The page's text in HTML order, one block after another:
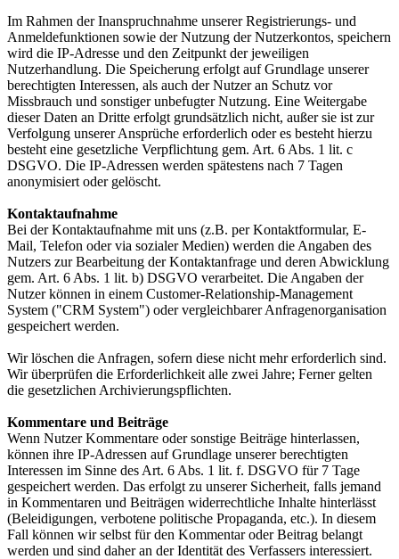
Im Rahmen der Inanspruchnahme unserer Registrierungs- und
Anmeldefunktionen sowie der Nutzung der Nutzerkontos, speichern
wird die IP-Adresse und den Zeitpunkt der jeweiligen
Nutzerhandlung. Die Speicherung erfolgt auf Grundlage unserer
berechtigten Interessen, als auch der Nutzer an Schutz vor
Missbrauch und sonstiger unbefugter Nutzung. Eine Weitergabe
dieser Daten an Dritte erfolgt grundsätzlich nicht, außer sie ist zur
Verfolgung unserer Ansprüche erforderlich oder es besteht hierzu
besteht eine gesetzliche Verpflichtung gem. Art. 6 Abs. 1 lit. c
DSGVO. Die IP-Adressen werden spätestens nach 7 Tagen
anonymisiert oder gelöscht.
Kontaktaufnahme
Bei der Kontaktaufnahme mit uns (z.B. per Kontaktformular, E-
Mail, Telefon oder via sozialer Medien) werden die Angaben des
Nutzers zur Bearbeitung der Kontaktanfrage und deren Abwicklung
gem. Art. 6 Abs. 1 lit. b) DSGVO verarbeitet. Die Angaben der
Nutzer können in einem Customer-Relationship-Management
System ("CRM System") oder vergleichbarer Anfragenorganisation
gespeichert werden.
Wir löschen die Anfragen, sofern diese nicht mehr erforderlich sind.
Wir überprüfen die Erforderlichkeit alle zwei Jahre; Ferner gelten
die gesetzlichen Archivierungspflichten.
Kommentare und Beiträge
Wenn Nutzer Kommentare oder sonstige Beiträge hinterlassen,
können ihre IP-Adressen auf Grundlage unserer berechtigten
Interessen im Sinne des Art. 6 Abs. 1 lit. f. DSGVO für 7 Tage
gespeichert werden. Das erfolgt zu unserer Sicherheit, falls jemand
in Kommentaren und Beiträgen widerrechtliche Inhalte hinterlässt
(Beleidigungen, verbotene politische Propaganda, etc.). In diesem
Fall können wir selbst für den Kommentar oder Beitrag belangt
werden und sind daher an der Identität des Verfassers interessiert.